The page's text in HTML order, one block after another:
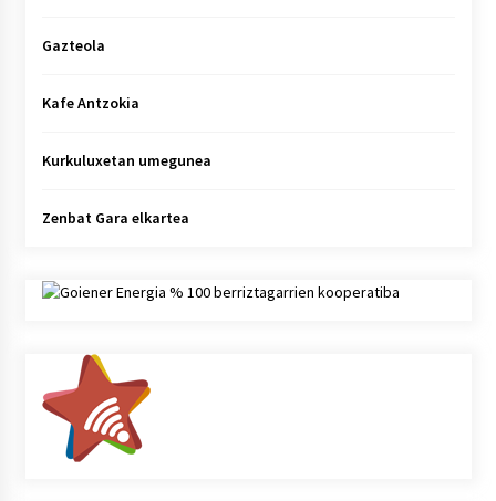
Gazteola
Kafe Antzokia
Kurkuluxetan umegunea
Zenbat Gara elkartea